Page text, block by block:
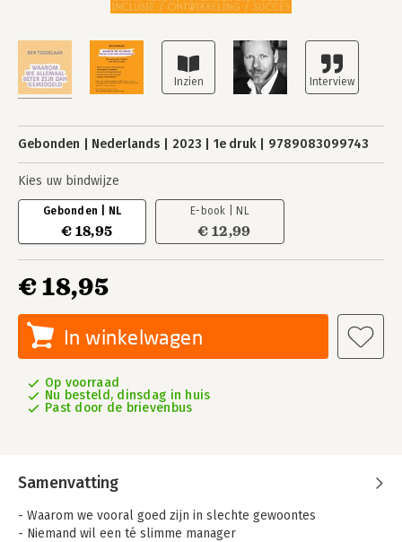
Gebonden Nederlands 2023 1e druk 9789083099743
Kies uw bindwijze
Gebonden | NL
€ 18,95
E-book | NL
€ 12,99
€ 18,95
In winkelwagen
Op voorraad
Nu besteld, dinsdag in huis
Past door de brievenbus
Samenvatting
- Waarom we vooral goed zijn in slechte gewoontes
- Niemand wil een té slimme manager